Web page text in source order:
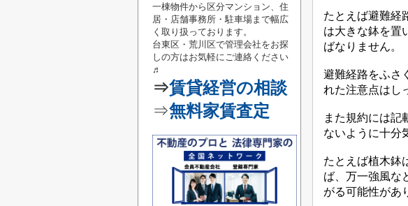
たとえば避難経
は大きな鉢を置
ばなりません。
避難経路をふさ
れた注意点はし
また規約には記
ないように十分
たとえば植木鉢
ば、万一強風な
がる可能性があ
一棟物件から区分マンション、住
居・店舗事務所・駐車場まで幅広
く取り扱っております。
台東区・荒川区で管理会社をお探
しの方はお気軽にご連絡 ください
♬
⇒賃貸経営の相談
⇒無料家賃査定